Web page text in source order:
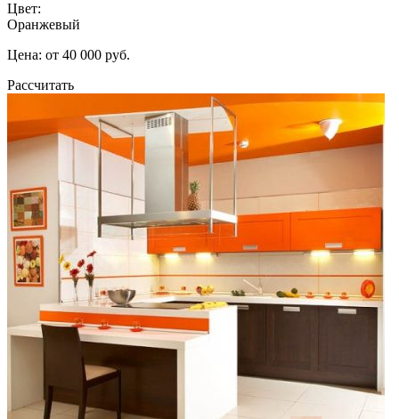
Цвет:
Оранжевый
Цена: от 40 000 руб.
Рассчитать